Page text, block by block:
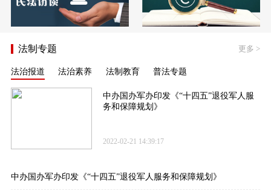
法制专题 更多 >
法治报道 法治素养 法制教育 普法专题
中办国办军办印发《“十四五”退役军人服
务和保障规划》
2022-02-21 14:39:17
中办国办军办印发《“十四五”退役军人服务和保障规划》